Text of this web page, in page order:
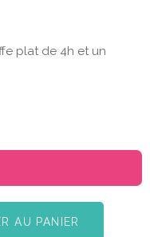
plat de 4h et un
AU PANIER